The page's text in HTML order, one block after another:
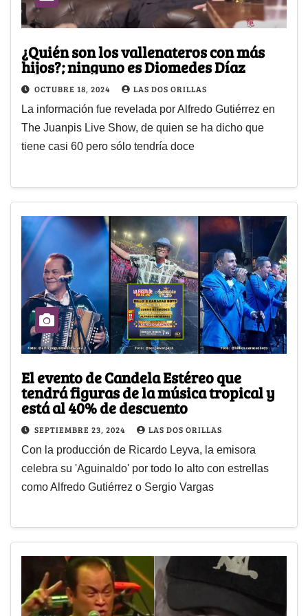
¿Quién son los vallenateros con más
hijos?; ninguno es Diomedes Díaz
OCTUBRE 18, 2024 LAS DOS ORILLAS
La información fue revelada por Alfredo Gutiérrez en
The Juanpis Live Show, de quien se ha dicho que
tiene casi 60 pero sólo tendría doce
El evento de Candela Estéreo que
tendrá figuras de la música tropical y
está al 40% de descuento
SEPTIEMBRE 23, 2024 LAS DOS ORILLAS
Con la producción de Ricardo Leyva, la emisora
celebra su 'Aguinaldo' por todo lo alto con estrellas
como Alfredo Gutiérrez o Sergio Vargas